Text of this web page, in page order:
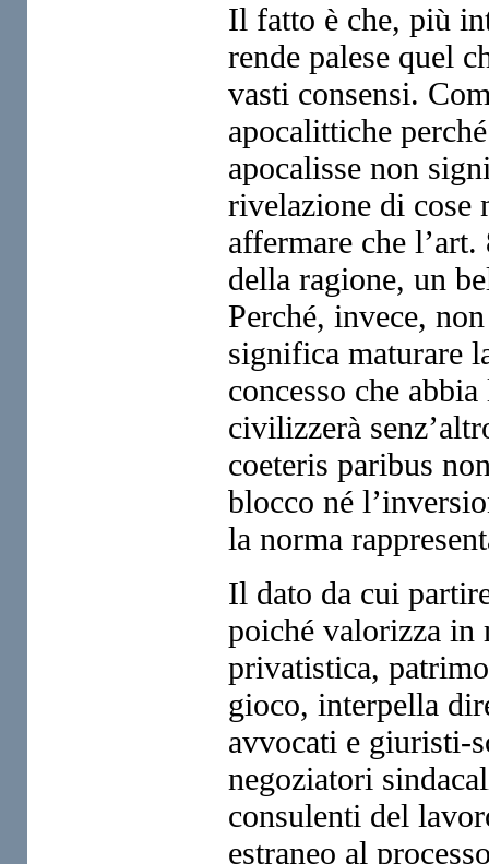
Il fatto è che, più
rende palese quel
vasti consensi.
apocalittiche
apocalisse non
rivelazione di cose
affermare che
della ragione, un
Perché, invece,
significa maturare
concesso che
civilizzerà
coeteris paribus
blocco né
la norma
Il dato da cui
poiché valorizza in
privatistica,
gioco, interpella
avvocati e giuristi-
negoziatori
consulenti del
estraneo al